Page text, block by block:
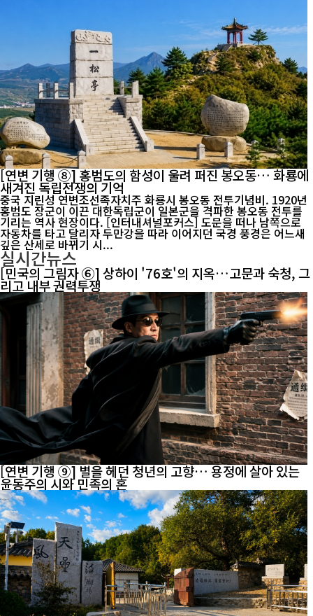
[연변 기행 ⑧] 홍범도의 함성이 울려 퍼진 봉오동… 화룡에
새겨진 독립전쟁의 기억
중국 지린성 연변조선족자치주 화룡시 봉오동 전투기념비. 1920년
홍범도 장군이 이끈 대한독립군이 일본군을 격파한 봉오동 전투를
기리는 역사 현장이다. [인터내셔널포커스] 도문을 떠나 남쪽으로
자동차를 타고 달리자 두만강을 따라 이어지던 국경 풍경은 어느새
깊은 산세로 바뀌기 시...
실시간뉴스
[민국의 그림자 ⑥] 상하이 '76호'의 지옥…고문과 숙청, 그
리고 내부 권력투쟁
[연변 기행 ⑨] 별을 헤던 청년의 고향… 용정에 살아 있는
윤동주의 시와 민족의 혼